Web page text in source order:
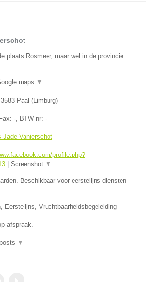
plaats Rosmeer, maar wel in de provincie
maps ▼
3583 Paal (Limburg)
-, BTW-nr: -
Jade Vanierschot
profile.php?
Screenshot ▼
Beschikbaar voor eerstelijns diensten
Eerstelijns, Vruchtbaarheidsbegeleiding
afspraak.
▼